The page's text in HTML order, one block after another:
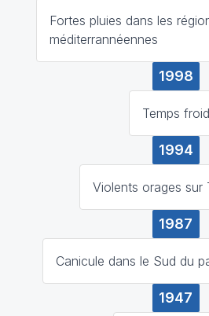
Fortes pluies dans les
méditerrannéennes
1998
Temps froid
1994
Violents orages sur
1987
Canicule dans le Sud du
1947